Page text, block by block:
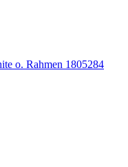
o. Rahmen 1805284